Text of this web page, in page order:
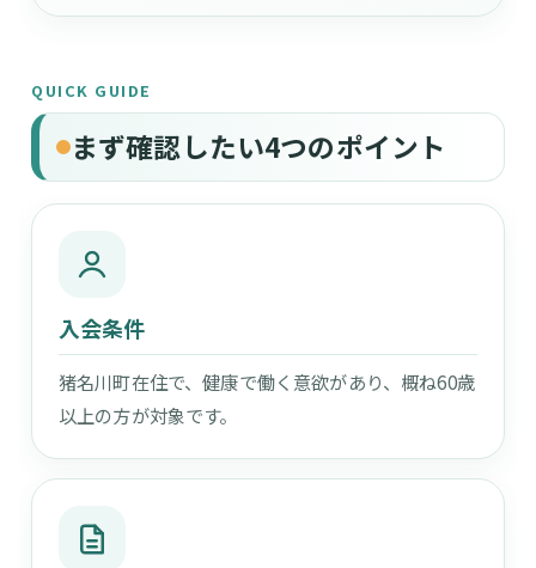
QUICK GUIDE
まず確認したい4つのポイント
入会条件
猪名川町在住で、健康で働く意欲があり、概ね60歳
以上の方が対象です。